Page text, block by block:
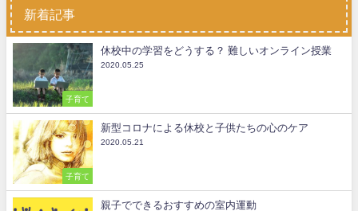
新着記事
子育て
休校中の学習をどうする？ 難しいオンライン授業
2020.05.25
子育て
新型コロナによる休校と子供たちの心のケア
2020.05.21
親子でできるおすすめの室内運動